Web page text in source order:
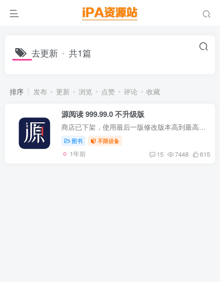
去更新 共1篇
排序 发布 更新 浏览 点赞 评论 收藏
源阅读 999.99.0 不升级版
商店已下架，使用最后一版修改版本高到最高，达到去更新； 兼容性 iPhone：iOS 13.0+ iPad：iPadOS 13.0+ 版本说明 商店砸壳提取； 去除强制更新； 修改版本最高； 使用说明 直接安装即可使用；...
图书 不限设备
1年前 15 7448 615